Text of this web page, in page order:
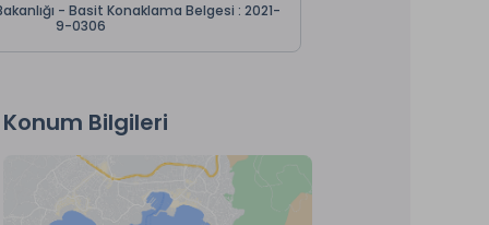
- Basit Konaklama Belgesi : 2021-
9-0306
Konum Bilgileri